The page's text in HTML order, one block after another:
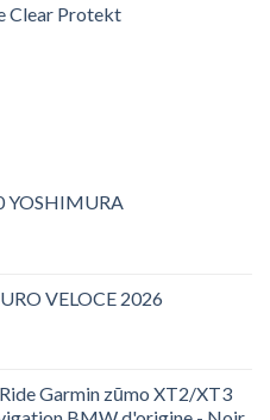
Clear Protekt
YOSHIMURA
VELOCE 2026
Garmin zūmo XT2/XT3